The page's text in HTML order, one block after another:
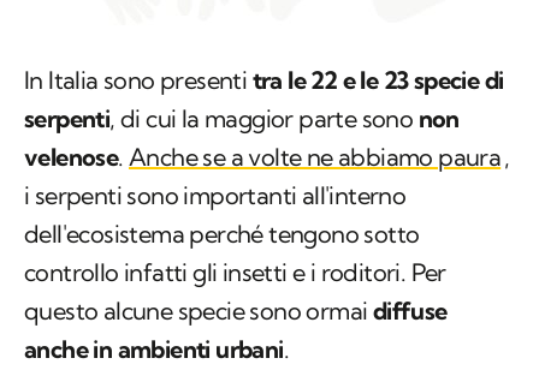
In Italia sono presenti tra le 22 e le 23 specie di
serpenti, di cui la maggior parte sono non
velenose.Anche se a volte ne abbiamo paura,
i serpenti sono importanti all'interno
dell'ecosistema perché tengono sotto
controllo infatti gli insetti e i roditori. Per
questo alcune specie sono ormai diffuse
anche in ambienti urbani.